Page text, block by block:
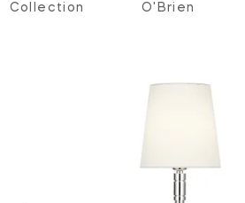
Collection
O'Brien